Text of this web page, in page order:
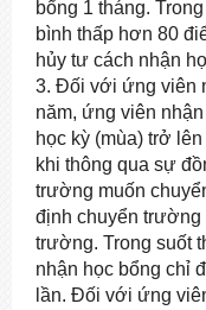
bổng 1 tháng.
bình thấp hơn 80
hủy tư cách nhận
3. Đối với ứng viên
năm, ứng viên
học kỳ (mùa) trở
khi thông qua sự
trường muốn
định chuyển
trường. Trong suốt
nhận học bổng chỉ
lần. Đối với ứng